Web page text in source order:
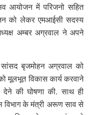
आयोजन में परिजनो सहित
को लेकर एमआईसी सदस्य
अम्बर अग्रवाल ने अपने
बृजमोहन अग्रवाल को
को मूलभूत विकास कार्य करवाने
की घोषणा की. साथ ही
विभाग के मंत्री अरूण साव से